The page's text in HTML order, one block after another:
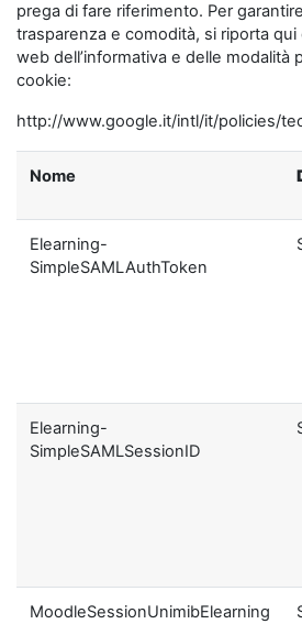
prega di fare riferimento. Per
trasparenza e comodità, si riporta qui
web dell’informativa e delle modalità
cookie:
http://www.google.it/intl/it/policies/
Nome
Elearning-
SimpleSAMLAuthToken
Elearning-
SimpleSAMLSessionID
MoodleSessionUnimibElearning